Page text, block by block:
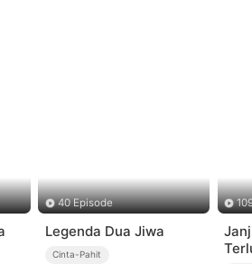
40 Episode
Legenda Dua Jiwa
Cinta-Pahit